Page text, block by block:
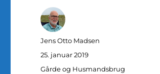
Forfatter
Jens Otto Madsen
Udgivet
25. januar 2019
Kategorier
Gårde og Husmandsbrug